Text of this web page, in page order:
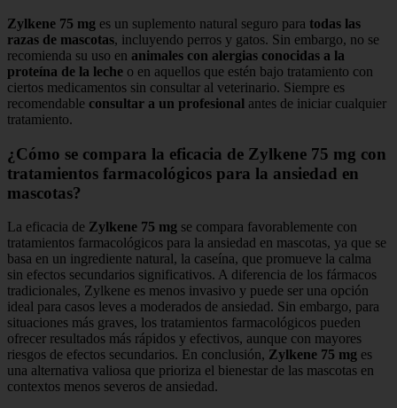
Zylkene 75 mg es un suplemento natural seguro para todas las
razas de mascotas, incluyendo perros y gatos. Sin embargo, no se
recomienda su uso en animales con alergias conocidas a la
proteína de la leche o en aquellos que estén bajo tratamiento con
ciertos medicamentos sin consultar al veterinario. Siempre es
recomendable consultar a un profesional antes de iniciar cualquier
tratamiento.
¿Cómo se compara la eficacia de Zylkene 75 mg con
tratamientos farmacológicos para la ansiedad en
mascotas?
La eficacia de Zylkene 75 mg se compara favorablemente con
tratamientos farmacológicos para la ansiedad en mascotas, ya que se
basa en un ingrediente natural, la caseína, que promueve la calma
sin efectos secundarios significativos. A diferencia de los fármacos
tradicionales, Zylkene es menos invasivo y puede ser una opción
ideal para casos leves a moderados de ansiedad. Sin embargo, para
situaciones más graves, los tratamientos farmacológicos pueden
ofrecer resultados más rápidos y efectivos, aunque con mayores
riesgos de efectos secundarios. En conclusión, Zylkene 75 mg es
una alternativa valiosa que prioriza el bienestar de las mascotas en
contextos menos severos de ansiedad.